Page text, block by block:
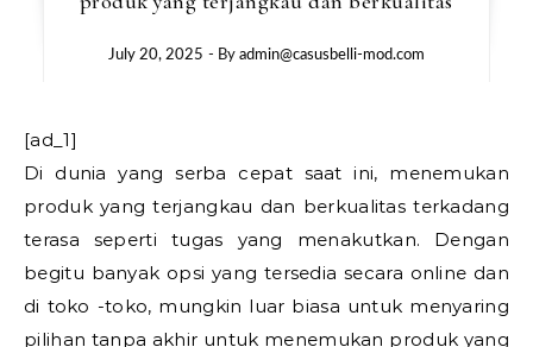
July 20, 2025 - By admin@casusbelli-mod.com
[ad_1]
Di dunia yang serba cepat saat ini, menemukan
produk yang terjangkau dan berkualitas terkadang
terasa seperti tugas yang menakutkan. Dengan
begitu banyak opsi yang tersedia secara online dan
di toko -toko, mungkin luar biasa untuk menyaring
pilihan tanpa akhir untuk menemukan produk yang